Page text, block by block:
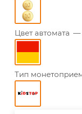
Цвет автомата —
Тип